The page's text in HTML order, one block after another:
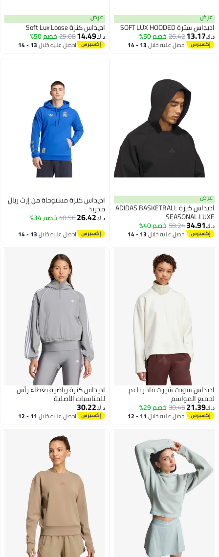
عرض
اديداس سترة SOFT LUX HOODED
د.ك‏13.17
26.42خصم 50%
احصل عليه خلال 13 - 14
اغسطس
عرض
اديداس كنزة Soft Lux Loose
د.ك‏14.49
29.08خصم 50%
احصل عليه خلال 13 - 14
اغسطس
عرض
اديداس كنزة ADIDAS BASKETBALL
SEASONAL LUXE
د.ك‏34.91
58.24خصم 40%
احصل عليه خلال 13 - 14
اديداس كنزة مستوحاة من إرث ريال
مدريد
د.ك‏26.42
40.56خصم 34%
احصل عليه خلال 13 - 14
3
اديداس سويت شيرت فاخر ناعم
لجميع المواسم
د.ك‏21.39
30.46خصم 29%
احصل عليه خلال 11 - 12
اديداس كنزة رياضية بغطاء رأس
للمناسبات الأصلية
د.ك‏30.22
احصل عليه خلال 11 - 12